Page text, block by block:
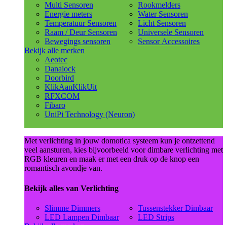
Multi Sensoren
Energie meters
Temperatuur Sensoren
Raam / Deur Sensoren
Bewegings sensoren
Rookmelders
Water Sensoren
Licht Sensoren
Universele Sensoren
Sensor Accessoires
Bekijk alle merken
Aeotec
Danalock
Doorbird
KlikAanKlikUit
RFXCOM
Fibaro
UniPi Technology (Neuron)
Met verlichting in jouw domotica systeem kun je ontzettend
veel aansturen, kies bijvoorbeeld voor dimbare verlichting met
RGB kleuren en maak er met een druk op de knop een
romantisch avondje van.
Bekijk alles van Verlichting
Slimme Dimmers
LED Lampen Dimbaar
Tussenstekker Dimbaar
LED Strips